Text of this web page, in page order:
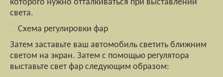
которого нужно отталкиваться при выставлении
света.
Затем заставьте ваш автомобиль светить ближним
светом на экран. Затем с помощью регулятора
выставьте свет фар следующим образом: